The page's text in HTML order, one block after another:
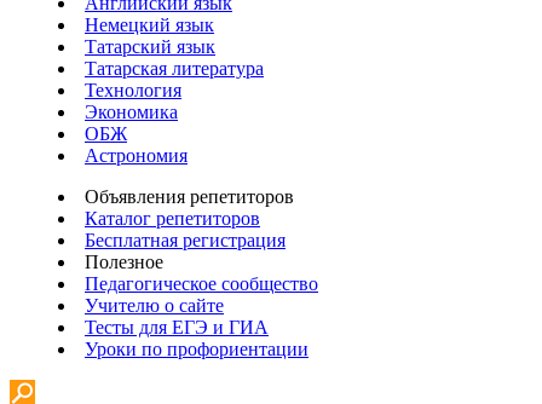
Немецкий язык
Татарский язык
Татарская литература
Технология
Экономика
ОБЖ
Астрономия
Объявления репетиторов
Каталог репетиторов
Бесплатная регистрация
Полезное
Педагогическое сообщество
Учителю о сайте
Тесты для ЕГЭ и ГИА
Уроки по профориентации